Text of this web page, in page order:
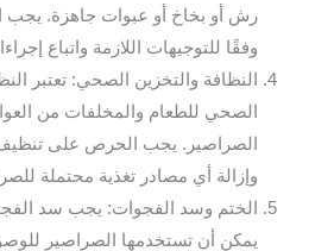
رش أو بخاخ أو عبوات جاهزة. يجب
وفقًا للتوجيهات اللازمة واتباع
النظافة والتخزين الصحي: تعتبر
الصحي للطعام والمخلفات من
الصراصير. يجب الحرص على تنظيف
وإزالة أي مصادر تغذية محتملة
الختم وسد الفجوات: يجب سد
يمكن أن تستخدمها الصراصير